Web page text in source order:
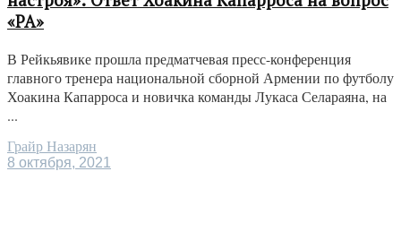
«РА»
В Рейкьявике прошла предматчевая пресс-конференция
главного тренера национальной сборной Армении по футболу
Хоакина Капарроса и новичка команды Лукаса Селараяна, на
...
Грайр Назарян
8 октября, 2021